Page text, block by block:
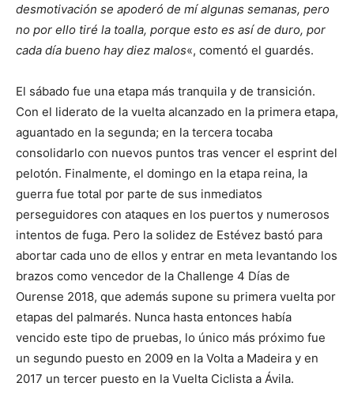
desmotivación se apoderó de mí algunas semanas, pero
no por ello tiré la toalla, porque esto es así de duro, por
cada día bueno hay diez malos«, comentó el guardés.
El sábado fue una etapa más tranquila y de transición.
Con el liderato de la vuelta alcanzado en la primera etapa,
aguantado en la segunda; en la tercera tocaba
consolidarlo con nuevos puntos tras vencer el esprint del
pelotón. Finalmente, el domingo en la etapa reina, la
guerra fue total por parte de sus inmediatos
perseguidores con ataques en los puertos y numerosos
intentos de fuga. Pero la solidez de Estévez bastó para
abortar cada uno de ellos y entrar en meta levantando los
brazos como vencedor de la Challenge 4 Días de
Ourense 2018, que además supone su primera vuelta por
etapas del palmarés. Nunca hasta entonces había
vencido este tipo de pruebas, lo único más próximo fue
un segundo puesto en 2009 en la Volta a Madeira y en
2017 un tercer puesto en la Vuelta Ciclista a Ávila.